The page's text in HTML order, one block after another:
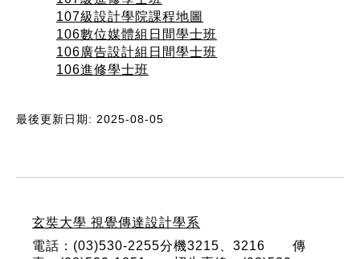
107級設計學院課程地圖
106數位媒體組日間學士班
106廣告設計組日間學士班
106進修學士班
最後更新日期: 2025-08-05
玄奘大學 視覺傳達設計學系
電話：(03)530-2255分機3215、3216 傳